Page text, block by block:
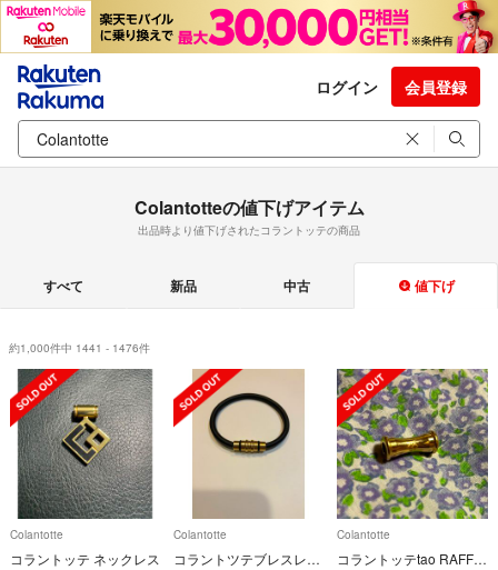
ログイン 会員登録
Colantotteの値下げアイテム
出品時より値下げされたコラントッテの商品
すべて 新品 中古 値下げ
約1,000件中 1441 - 1476件
Colantotte
コラントッテ ネックレス
Colantotte
コラントツテブレスレット
Colantotte
コラントッテtao RAFFI (トップのみ)